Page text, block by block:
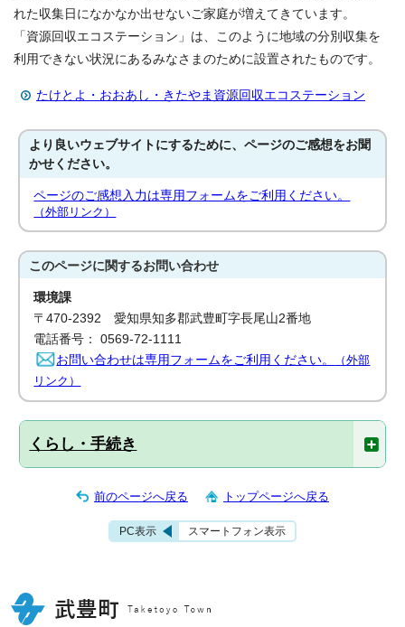
れた収集日になかなか出せないご家庭が増えてきています。
「資源回収エコステーション」は、このように地域の分別収集を
利用できない状況にあるみなさまのために設置されたものです。
たけとよ・おおあし・きたやま資源回収エコステーション
より良いウェブサイトにするために、ページのご感想をお聞
かせください。
ページのご感想入力は専用フォームをご利用ください。
（外部リンク）
このページに関するお問い合わせ
環境課
〒470-2392 愛知県知多郡武豊町字長尾山2番地
電話番号： 0569-72-1111
お問い合わせは専用フォームをご利用ください。
（外部
リンク）
くらし・手続き
前のページへ戻る トップページへ戻る
PC表示 スマートフォン表示